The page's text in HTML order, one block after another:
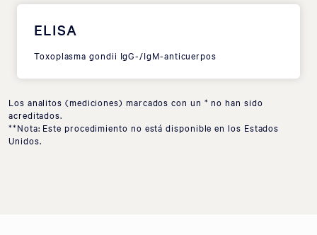
ELISA
Toxoplasma gondii IgG-/IgM-anticuerpos
Los analitos (mediciones) marcados con un * no han sido
acreditados.
**Nota: Este procedimiento no está disponible en los Estados
Unidos.